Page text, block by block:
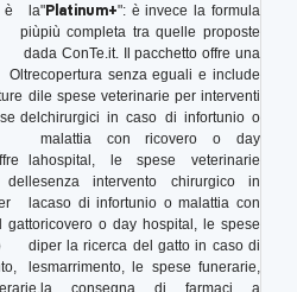
la
più
da
Oltre
di
del
la
delle
la
gatto
di
le
"Platinum+": è invece la formula
più completa tra quelle proposte
da ConTe.it. Il pacchetto offre una
copertura senza eguali e include
le spese veterinarie per interventi
chirurgici in caso di infortunio o
malattia con ricovero o day
hospital, le spese veterinarie
senza intervento chirurgico in
caso di infortunio o malattia con
ricovero o day hospital, le spese
per la ricerca del gatto in caso di
smarrimento, le spese funerarie,
la consegna di farmaci a